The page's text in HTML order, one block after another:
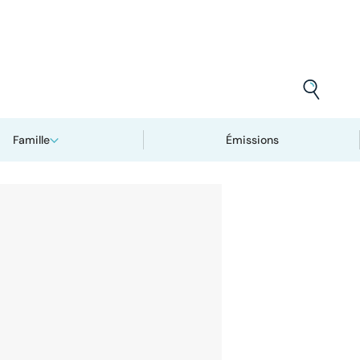
Famille Émissions